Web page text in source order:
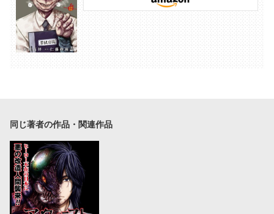
同じ著者の作品・関連作品